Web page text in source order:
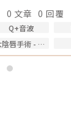
0 文章 0 回覆
Q+音波
大陰唇手術 - 填補乾扁皺摺